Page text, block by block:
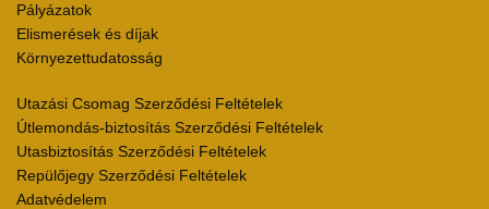
Pályázatok
Elismerések és díjak
Környezettudatosság
Utazási Csomag Szerződési Feltételek
Útlemondás-biztosítás Szerződési Feltételek
Utasbiztosítás Szerződési Feltételek
Repülőjegy Szerződési Feltételek
Adatvédelem